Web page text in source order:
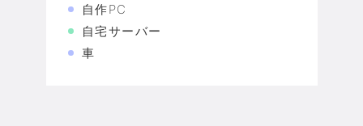
自作PC
自宅サーバー
車